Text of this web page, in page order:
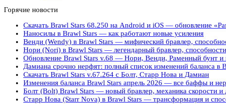
Горячие новости
Скачать Brawl Stars 68.250 на Android и iOS — обновление
Наносилы в Brawl Stars — как работают новые усиления
Венди (Wendy) в Brawl Stars — мифический бравлер,
Нори (Nori) в Brawl Stars — легендарный бравлер,
Обновление Brawl Stars v.68 — Нори, Венди, Раменный бунт и
Дамиана срочно нерфят: полный список изменений баланса в
Скачать Brawl Stars v.67.264 с Болт, Старр Нова и Дамиан
Изменения баланса Brawl Stars апрель 2026 — все баффы и
Болт (Bolt) Brawl Stars — новый бравлер, механика скорости и
Старр Нова (Starr Nova) в Brawl Stars — трансформация и